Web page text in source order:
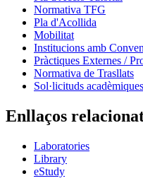
Normativa TFG
Pla d'Acollida
Mobilitat
Institucions amb
Pràctiques Externes /
Normativa de Trasllats
Sol·licituds
Enllaços
Laboratories
Library
eStudy